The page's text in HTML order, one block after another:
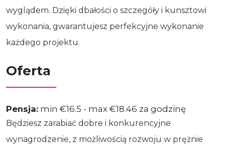
wyglądem. Dzięki dbałości o szczegóły i kunsztowi
wykonania, gwarantujesz perfekcyjne wykonanie
każdego projektu.
Oferta
Pensja: min €16.5 - max €18.46 za godzinę
Będziesz zarabiać dobre i konkurencyjne
wynagrodzenie, z możliwością rozwoju w prężnie